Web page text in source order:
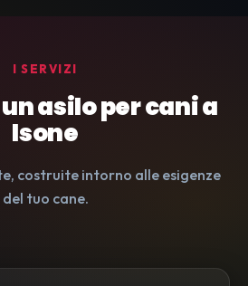
I SERVIZI
asilo per cani a
Isone
costruite intorno alle esigenze
del tuo cane.